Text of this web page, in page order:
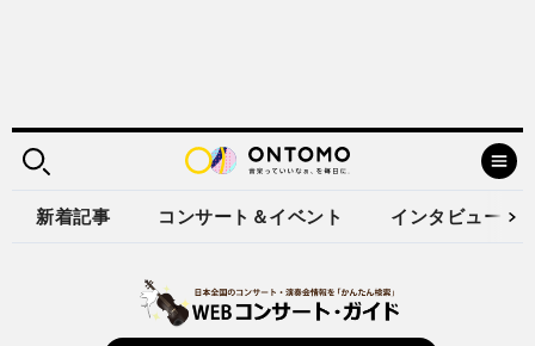
新着記事 コンサート＆イベント インタビュー